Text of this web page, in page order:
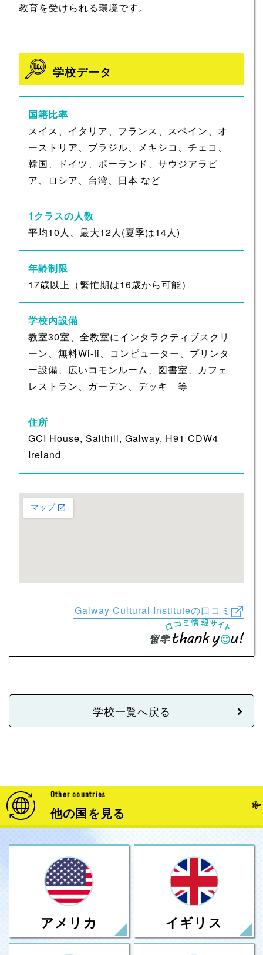
教育を受けられる環境です。
学校データ
国籍比率
スイス、イタリア、フランス、スペイン、オ
ーストリア、ブラジル、メキシコ、チェコ、
韓国、ドイツ、ポーランド、サウジアラビ
ア、ロシア、台湾、日本 など
1クラスの人数
平均10人、最大12人(夏季は14人)
年齢制限
17歳以上（繁忙期は16歳から可能）
学校内設備
教室30室、全教室にインタラクティブスクリ
ーン、無料Wi-fi、コンピューター、プリンタ
ー設備、広いコモンルーム、図書室、カフェ
レストラン、ガーデン、デッキ 等
住所
GCI House, Salthill, Galway, H91 CDW4
Ireland
Galway Cultural Instituteの口コミ
学校一覧へ戻る
Other countries
他の国を見る
アメリカ イギリス